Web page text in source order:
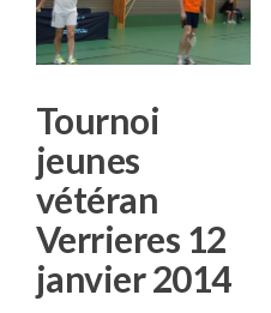
Tournoi
jeunes
vétéran
Verrieres 12
janvier 2014